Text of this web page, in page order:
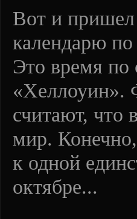
Вот и пришел
календарю
Это время по
«Хеллоуин».
считают, что
мир.
к одной
октябре...